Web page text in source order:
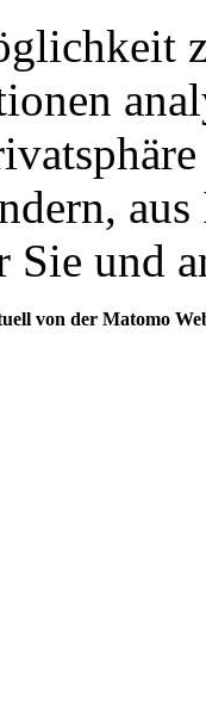
und
von der Matomo